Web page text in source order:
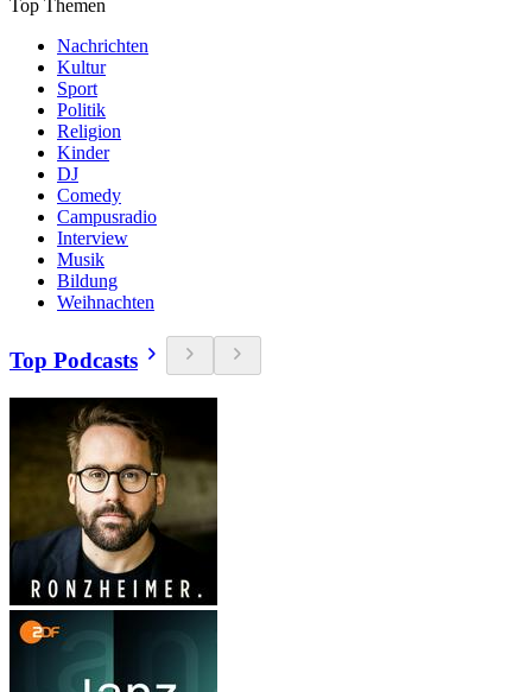
Top Themen
Nachrichten
Kultur
Sport
Politik
Religion
Kinder
DJ
Comedy
Campusradio
Interview
Musik
Bildung
Weihnachten
Top Podcasts